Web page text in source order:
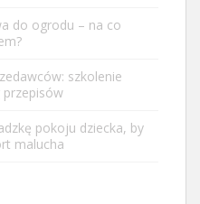
do ogrodu – na co
szkolenie
przepisów
pokoju dziecka, by
malucha